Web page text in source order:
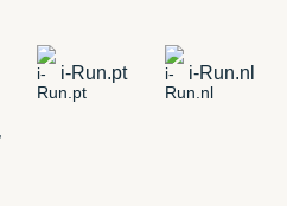
i-Run.pt i-Run.nl